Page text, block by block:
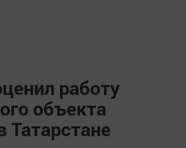
работу
объекта
Татарстане